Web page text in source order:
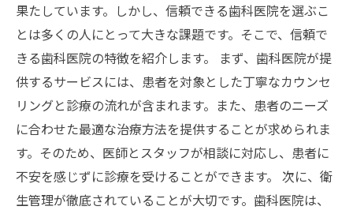
果たしています。しかし、信頼できる歯科医院を選ぶこ
とは多くの人にとって大きな課題です。そこで、信頼で
きる歯科医院の特徴を紹介します。 まず、歯科医院が提
供するサービスには、患者を対象とした丁寧なカウンセ
リングと診療の流れが含まれます。また、患者のニーズ
に合わせた最適な治療方法を提供することが求められま
す。そのため、医師とスタッフが相談に対応し、患者に
不安を感じずに診療を受けることができます。 次に、衛
生管理が徹底されていることが大切です。歯科医院は、